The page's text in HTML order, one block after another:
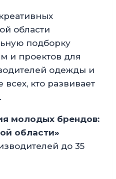
области
подборку
и проектов для
одежды и
всех, кто развивает
молодых брендов:
области»
до 35